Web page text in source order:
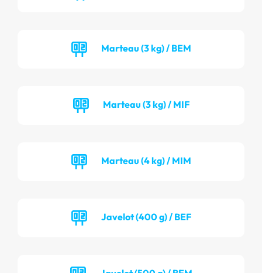
Marteau (3 kg) / BEM
Marteau (3 kg) / MIF
Marteau (4 kg) / MIM
Javelot (400 g) / BEF